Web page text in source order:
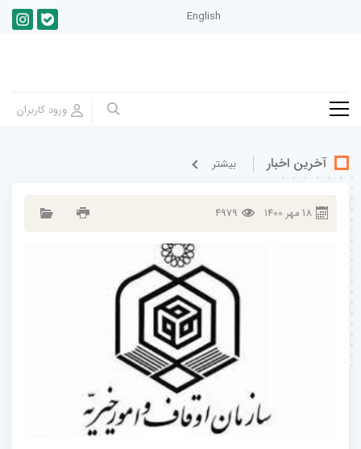
English
آخرین اخبار بيشتر
18مهر 1400
4979